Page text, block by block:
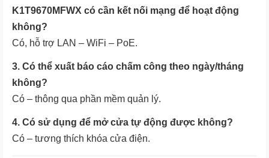
K1T9670MFWX có cần kết nối mạng để hoạt động
không?
Có, hỗ trợ LAN – WiFi – PoE.
3. Có thể xuất báo cáo chấm công theo ngày/tháng
không?
Có – thông qua phần mềm quản lý.
4. Có sử dụng để mở cửa tự động được không?
Có – tương thích khóa cửa điện.